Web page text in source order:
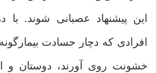
این پیشنهاد عصبانی شوند.
افرادی که دچار حسادت
خشونت روی آورند، دوستان و